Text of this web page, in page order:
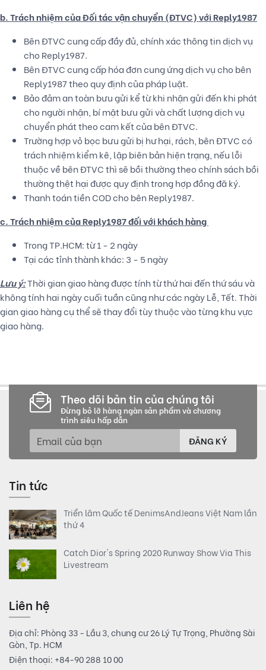
b. Trách nhiệm của Đối tác vận chuyển (ĐTVC) với Reply1987
Bên ĐTVC cung cấp đầy đủ, chính xác thông tin dịch vụ
cho Reply1987.
Bên ĐTVC cung cấp hóa đơn cung ứng dịch vụ cho bên
Reply1987 theo quy định của pháp luật.
Bảo đảm an toàn bưu gửi kể từ khi nhận gửi đến khi phát
cho người nhận, bí mật bưu gửi và chất lượng dịch vụ
chuyển phát theo cam kết của bên ĐTVC.
Trường hợp vỏ bọc bưu gửi bị hư hại, rách, bên ĐTVC có
trách nhiệm kiểm kê, lập biên bản hiện trạng, nếu lỗi
thuộc về bên ĐTVC thì sẽ bồi thường theo chính sách bồi
thường thệt hại được quy định trong hợp đồng đã ký.
Thanh toán tiền COD cho bên Reply1987.
c. Trách nhiệm của Reply1987 đối với khách hàng
Trong TP.HCM: từ 1 - 2 ngày
Tại các tỉnh thành khác: 3 - 5 ngày
Lưu ý:Thời gian giao hàng được tính từ thứ hai đến thứ sáu và
không tính hai ngày cuối tuần cũng như các ngày Lễ, Tết. Thời
gian giao hàng cụ thể sẽ thay đổi tùy thuộc vào từng khu vực
giao hàng.
Theo dõi bản tin của chúng tôi
Đừng bỏ lỡ hàng ngàn sản phẩm và chương
trình siêu hấp dẫn
ĐĂNG KÝ
Liên hệ
Địa chỉ: Phòng 33 - Lầu 3, chung cư 26 Lý Tự Trọng, Phường Sài
Gòn, Tp. HCM
Điện thoại: +84-90 288 10 00
Tin tức
Triển lãm Quốc tế DenimsAndJeans Việt Nam lần
thứ 4
Catch Dior's Spring 2020 Runway Show Via This
Livestream